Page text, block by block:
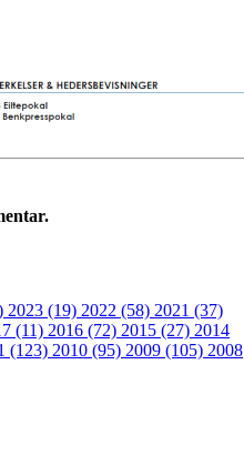
2023 (19) 2022 (58) 2021 (37)
(11) 2016 (72) 2015 (27) 2014
(123) 2010 (95) 2009 (105) 2008